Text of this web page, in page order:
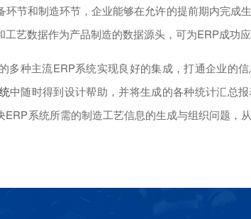
环节和制造环节，企业能够在允许的提前期内完成
艺数据作为产品制造的数据源头，可为ERP成功应
多种主流ERP系统实现良好的集成，打通企业的
中随时得到设计帮助，并将生成的各种统计汇总
系统所需的制造工艺信息的生成与组织问题，